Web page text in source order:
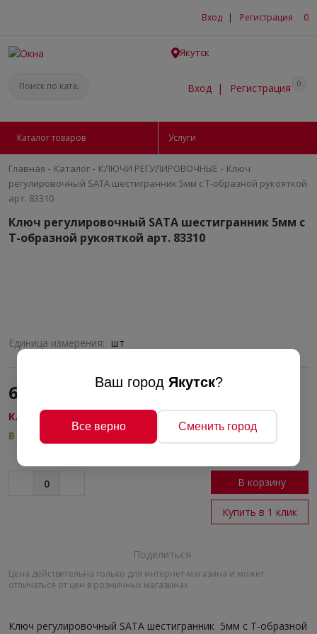
Вход | Регистрация 0
Ваш город Якутск?
Все верно Сменить город
Якутск
Вход | Регистрация 0
Каталог товаров Услуги
Главная - Каталог - КЛЮЧИ РЕГУЛИРОВОЧНЫЕ - Ключ
регулировочный SATA шестигранник 5мм с Т-образной рукояткой
арт. 83310
Ключ регулировочный SATA шестигранник 5мм с
Т-образной рукояткой арт. 83310
Единица измерения: шт
620 руб./шт
КЛЮЧИ РЕГУЛИРОВОЧНЫЕ
В наличии
В корзину
Купить в 1 клик
Поделиться
Цена действительна только для интернет-магазина и может
отличаться от цен в розничных магазинах
Ключ регулировочный SATA шестигранник 5мм с Т-образной